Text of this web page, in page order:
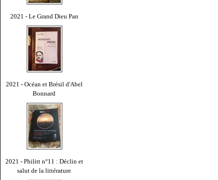
2021 - Le Grand Dieu Pan
2021 - Océan et Brésil d'Abel
Bonnard
2021 - Philitt n°11 : Déclin et
salut de la littérature